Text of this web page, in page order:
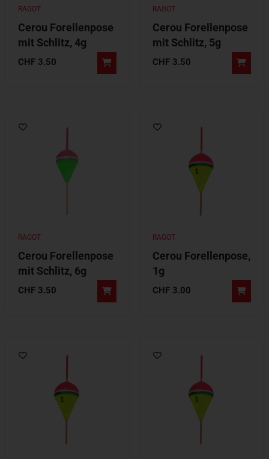
RAGOT
Cerou Forellenpose
mit Schlitz, 4g
CHF 3.50
RAGOT
Cerou Forellenpose
mit Schlitz, 5g
CHF 3.50
RAGOT
Cerou Forellenpose
mit Schlitz, 6g
CHF 3.50
RAGOT
Cerou Forellenpose,
1g
CHF 3.00